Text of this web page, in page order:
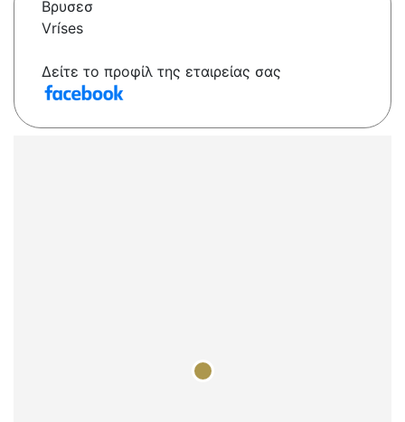
Βρυσεσ
Vríses
Δείτε το προφίλ της εταιρείας σας